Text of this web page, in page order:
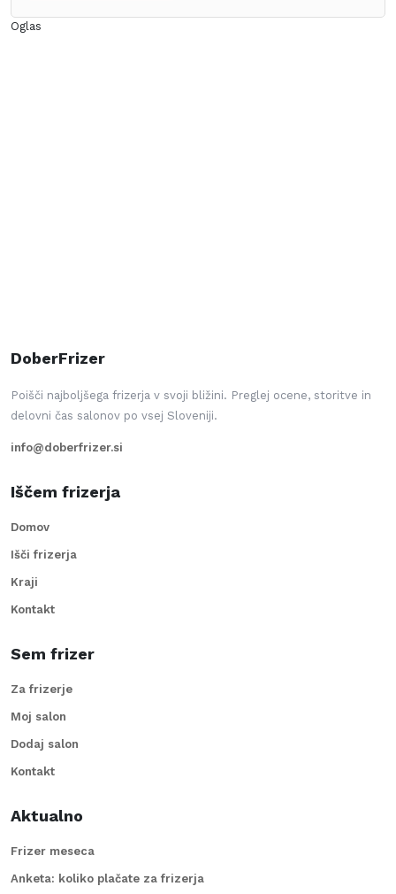
Oglas
DoberFrizer
Poišči najboljšega frizerja v svoji bližini. Preglej ocene, storitve in
delovni čas salonov po vsej Sloveniji.
info@doberfrizer.si
Iščem frizerja
Domov
Išči frizerja
Kraji
Kontakt
Sem frizer
Za frizerje
Moj salon
Dodaj salon
Kontakt
Aktualno
Frizer meseca
Anketa: koliko plačate za frizerja